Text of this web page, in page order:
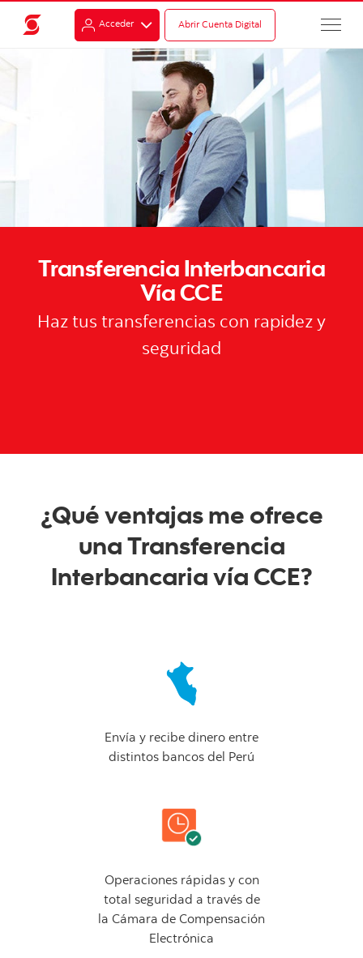
Acceder Abrir Cuenta Digital
Transferencia Interbancaria
Vía CCE
Haz tus transferencias con rapidez y
seguridad
¿Qué ventajas me ofrece
una Transferencia
Interbancaria vía CCE?
Envía y recibe dinero entre
distintos bancos del Perú
Operaciones rápidas y con
total seguridad a través de
la Cámara de Compensación
Electrónica